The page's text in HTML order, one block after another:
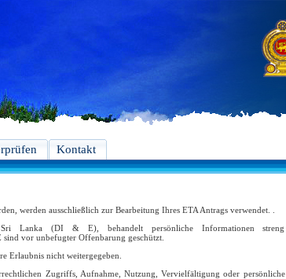
Kontakt
werden ausschließlich zur Bearbeitung Ihres ETA Antrags verwendet. .
Lanka (DI & E), behandelt persönliche Informationen streng
vor unbefugter Offenbarung geschützt.
Erlaubnis nicht weitergegeben.
Zugriffs, Aufnahme, Nutzung, Vervielfältigung oder persönliche